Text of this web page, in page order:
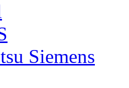
Siemens